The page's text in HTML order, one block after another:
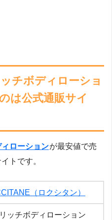
チボディローショ
は公式通販サイ
ローションが最安値で売
トです。
（ロクシタン）
ッチボディローション